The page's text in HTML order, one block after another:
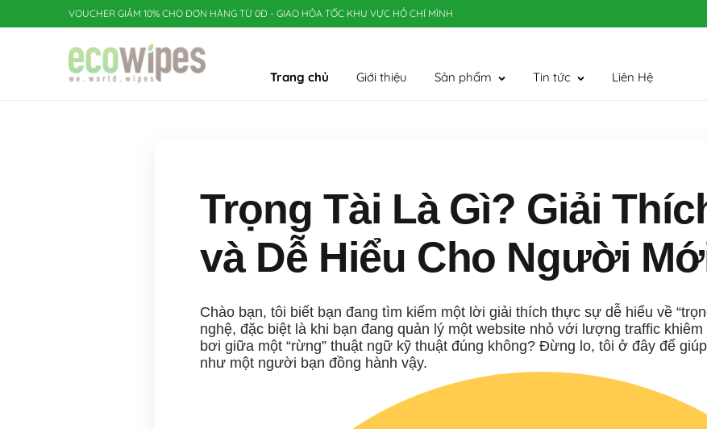
VOUCHER GIẢM 10% CHO ĐƠN HÀNG TỪ 0Đ - GIAO HỎA TỐC KHU VỰC HỒ CHÍ MÌNH
Trang chủ Giới thiệu Sản phẩm Tin tức Liên Hệ
Trọng Tài Là Gì? Giải
và Dễ Hiểu Cho Người
Chào bạn, tôi biết bạn đang tìm kiếm một lời giải thích thực sự dễ hiểu về
nghệ, đặc biệt là khi bạn đang quản lý một website nhỏ với lượng traffic
bơi giữa một “rừng” thuật ngữ kỹ thuật đúng không? Đừng lo, tôi ở đây để
như một người bạn đồng hành vậy.